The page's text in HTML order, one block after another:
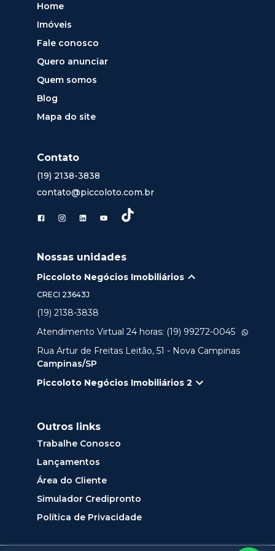
Home
Imóveis
Fale conosco
Quero anunciar
Quem somos
Blog
Mapa do site
Contato
(19) 2138-3838
contato@piccoloto.com.br
Nossas unidades
Piccoloto Negócios Imobiliários
CRECI 23643J
(19) 2138-3838
Atendimento Virtual 24 horas: (19) 99272-0045
Rua Artur de Freitas Leitão, 51 - Nova Campinas
Campinas/SP
Piccoloto Negócios Imobiliários 2
Outros links
Trabalhe Conosco
Lançamentos
Área do Cliente
Simulador Credipronto
Política de Privacidade